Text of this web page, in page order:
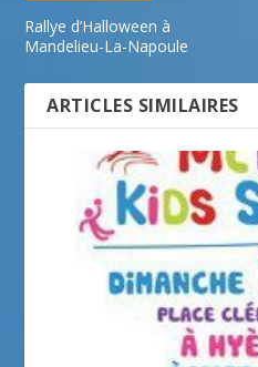
Rallye d’Halloween à
Mandelieu-La-Napoule
ARTICLES SIMILAIRES